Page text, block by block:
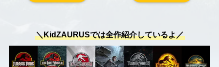
＼KidZAURUSでは全作紹介しているよ／